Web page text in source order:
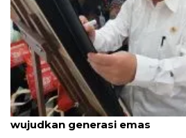
Mendikdasmen: Puasa
wujudkan generasi emas